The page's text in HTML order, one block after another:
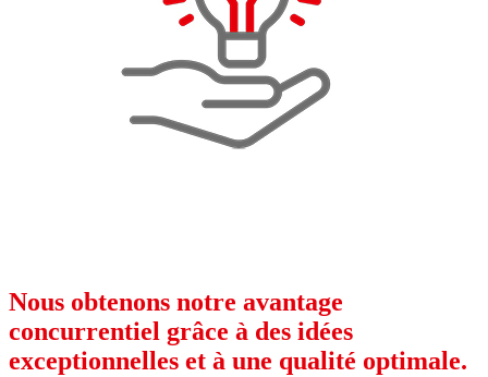
Nous obtenons notre avantage
concurrentiel grâce à des idées
exceptionnelles et à une qualité optimale.